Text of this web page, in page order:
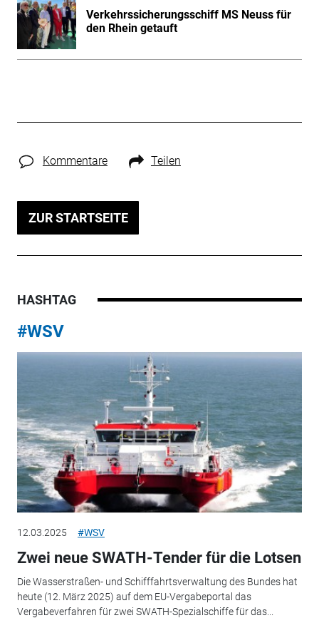
Verkehrssicherungsschiff MS Neuss für
den Rhein getauft
Kommentare Teilen
ZUR STARTSEITE
HASHTAG
#WSV
12.03.2025 #WSV
Zwei neue SWATH-Tender für die Lotsen
Die Wasserstraßen- und Schifffahrtsverwaltung des Bundes hat
heute (12. März 2025) auf dem EU-Vergabeportal das
Vergabeverfahren für zwei SWATH-Spezialschiffe für das...